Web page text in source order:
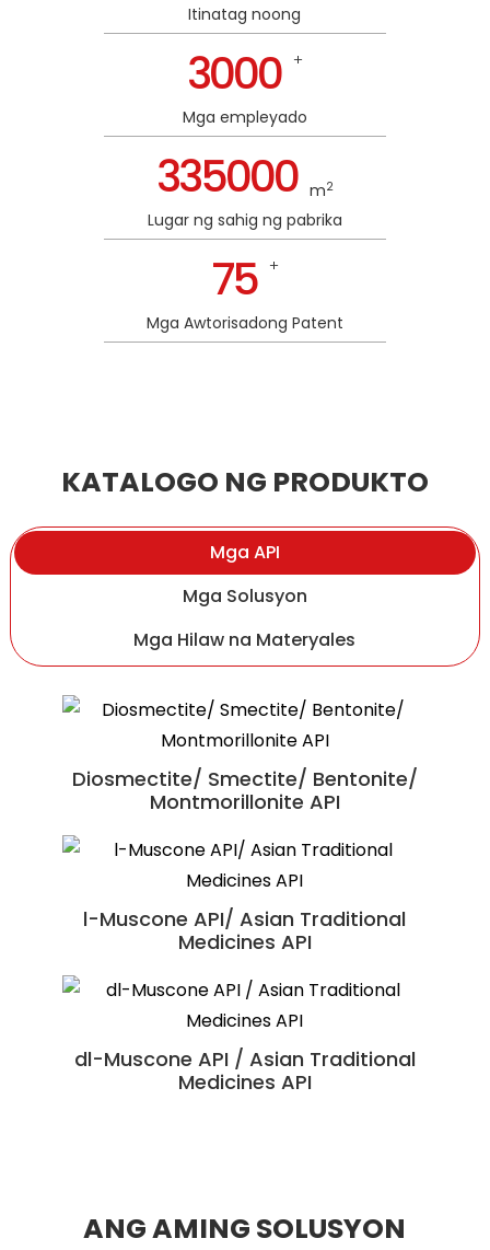
Itinatag noong
3000 +
Mga empleyado
335000 m2
Lugar ng sahig ng pabrika
75 +
Mga Awtorisadong Patent
KATALOGO NG PRODUKTO
Mga API
Mga Solusyon
Mga Hilaw na Materyales
Diosmectite/ Smectite/ Bentonite/
Montmorillonite API
l-Muscone API/ Asian Traditional
Medicines API
dl-Muscone API / Asian Traditional
Medicines API
Ergothioneine
Shexiangxintongning Pian
Suhexiang Wan
Undenatured TypeII Collagen (UC II)
Pagpapatubo ng mga Bagong Buto
Langis ng Krill ng Antartika / Mga
Hilaw na Materyales para sa
ANG AMING SOLUSYON